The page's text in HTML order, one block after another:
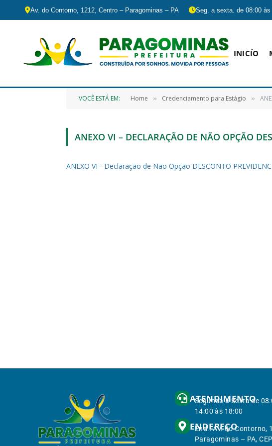
Av. do Contorno, 1212, Centro – Paragominas – PA Seg. a sexta. de 08:00
INICÍO
VOCÊ ESTÁ EM: Home » Credenciamento para Estágio »
ANEXO VI – DECLARAÇÃO DE NÃO OPÇÃO
ANEXO VI - Declaração de Não Opção DESCONTO
ATENDIMENTO
Segunda à Sexta de
14:00 às 18:00
ENDEREÇO
End.: Av. do Contorno,
Paragominas – PA,